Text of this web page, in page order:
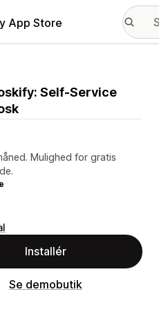
App Store
Self‑Service
Mulighed for gratis
Installér
Se demobutik